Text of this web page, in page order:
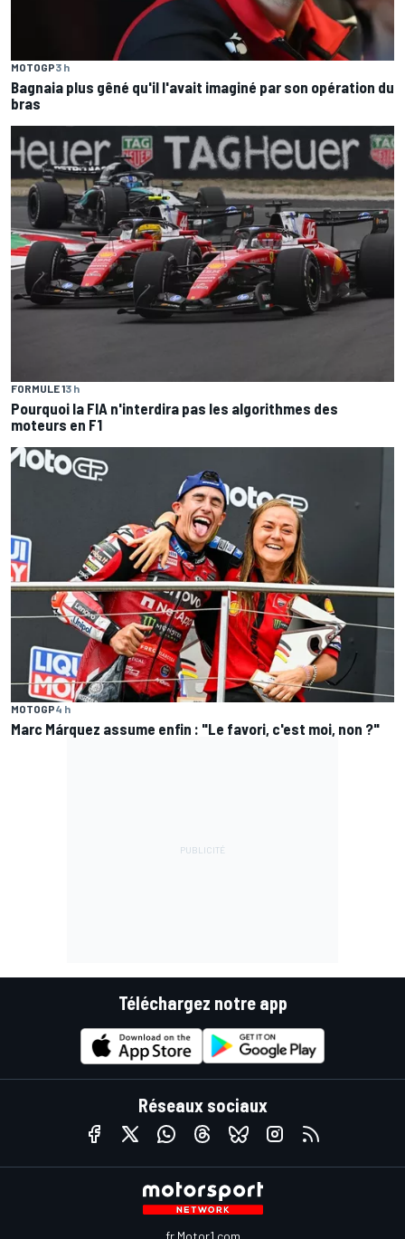
MOTOGP3 h
Bagnaia plus gêné qu'il l'avait imaginé par son opération du
bras
FORMULE 13 h
Pourquoi la FIA n'interdira pas les algorithmes des
moteurs en F1
MOTOGP4 h
Marc Márquez assume enfin : "Le favori, c'est moi, non ?"
Téléchargez notre app
Réseaux sociaux
fr.Motor1.com